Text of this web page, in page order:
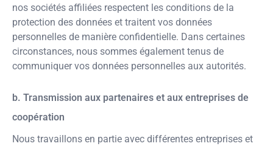
nos sociétés affiliées respectent les conditions de la
protection des données et traitent vos données
personnelles de manière confidentielle. Dans certaines
circonstances, nous sommes également tenus de
communiquer vos données personnelles aux autorités.
b. Transmission aux partenaires et aux entreprises de
coopération
Nous travaillons en partie avec différentes entreprises et